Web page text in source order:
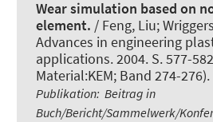
Wear simulation based on
element. / Feng, Liu;
Advances in engineering
applications. 2004. S. 577-
Material:KEM; Band 274-276).
Publikation: Beitrag in
Buch/Bericht/Sammelwerk/